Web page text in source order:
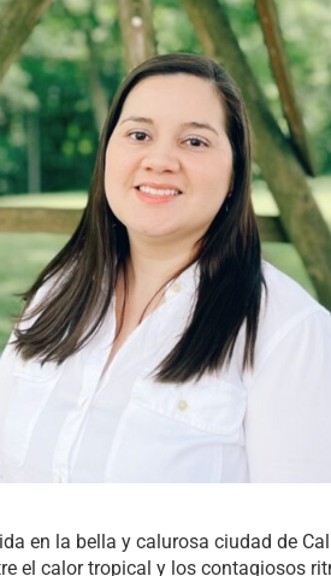
en la bella y calurosa ciudad de
el calor tropical y los contagiosos